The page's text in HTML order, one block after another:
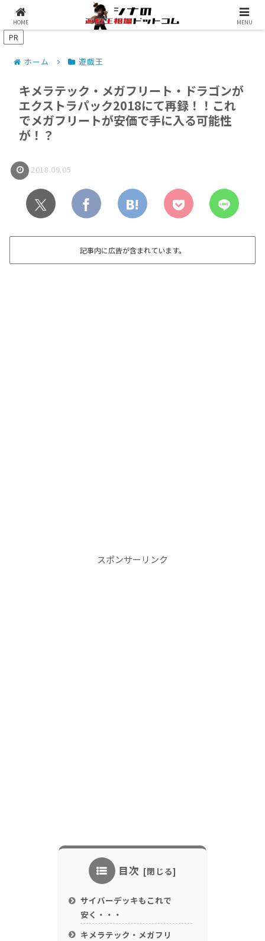
シナコムについて
PR
ホーム 遊戯王
キメラテック・メガフリート・ドラゴンが
エクストラパック2018にて再録！！これ
でメガフリートが安価で手に入る可能性
が！？
2018.09.05
記事内に広告が含まれています。
スポンサーリンク
目次
サイバーデッキもこれで
安く・・・
キメラテック・メガフリ
HOME MENU